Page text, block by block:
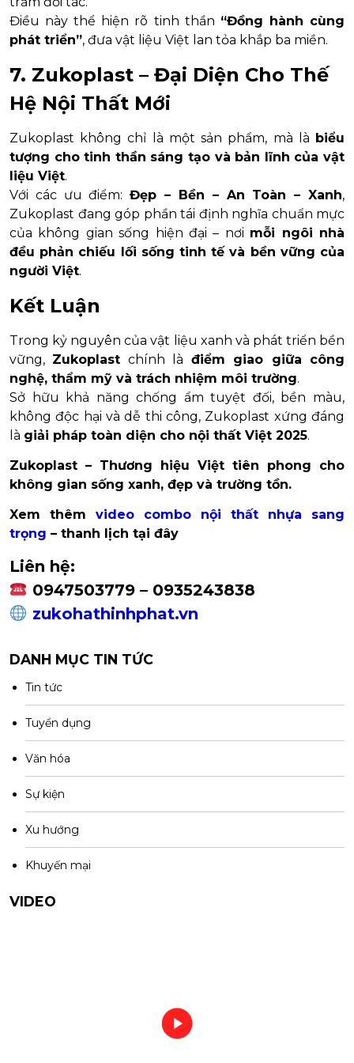
Điều này thể hiện rõ tinh thần “Đồng hành cùng
phát triển”, đưa vật liệu Việt lan tỏa khắp ba miền.
7. Zukoplast – Đại Diện Cho Thế
Hệ Nội Thất Mới
Zukoplast không chỉ là một sản phẩm, mà là biểu
tượng cho tinh thần sáng tạo và bản lĩnh của vật
liệu Việt.
Với các ưu điểm:Đẹp – Bền – An Toàn – Xanh,
Zukoplast đang góp phần tái định nghĩa chuẩn mực
của không gian sống hiện đại – nơi mỗi ngôi nhà
đều phản chiếu lối sống tinh tế và bền vững của
người Việt.
Kết Luận
Trong kỷ nguyên của vật liệu xanh và phát triển bền
vững, Zukoplast chính là điểm giao giữa công
nghệ, thẩm mỹ và trách nhiệm môi trường.
Sở hữu khả năng chống ẩm tuyệt đối, bền màu,
không độc hại và dễ thi công, Zukoplast xứng đáng
là giải pháp toàn diện cho nội thất Việt 2025.
Zukoplast – Thương hiệu Việt tiên phong cho
không gian sống xanh, đẹp và trường tồn.
Xem thêm video combo nội thất nhựa sang
trọng – thanh lịch tại đây
Liên hệ:
0947503779 – 0935243838
zukohathinhphat.vn
DANH MỤC TIN TỨC
Tin tức
Tuyển dụng
Văn hóa
Sự kiện
Xu hướng
Khuyến mại
VIDEO